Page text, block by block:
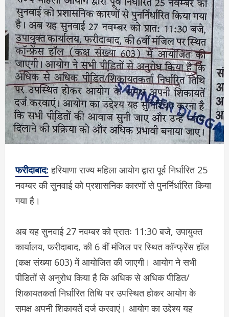
फरीदाबाद: हरियाणा राज्य महिला आयोग द्वारा पूर्व निर्धारित 25
नवम्बर की सुनवाई को प्रशासनिक कारणों से पुनर्निर्धारित किया
गया है।
अब यह सुनवाई 27 नवम्बर को प्रातः 11:30 बजे, उपायुक्त
कार्यालय, फरीदाबाद, की 6 वीं मंजिल पर स्थित कॉन्फ्रेंस हॉल
(कक्ष संख्या 603) में आयोजित की जाएगी। आयोग ने सभी
पीडितों से अनुरोध किया है कि अधिक से अधिक पीडित/
शिकायतकर्ता निर्धारित तिथि पर उपस्थित होकर आयोग के
समक्ष अपनी शिकायतें दर्ज करवाएं। आयोग का उद्देश्य यह